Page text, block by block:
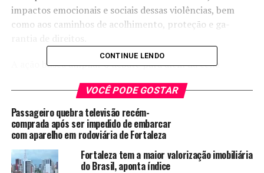
impactos emocionais e sociais dessas violências, bem
como aos caminhos de acolhimento, proteção e ga-
A ação busca ampliar o debate para além da cena
para a construção de uma rede de apoio, cuidado e
enfrentamento à violência domésti-ca.
O Grupo Imagens de Teatro comemorando 23 anos de
existência, apresenta o espetáculo “Quando as Máquinas
Param”, clássico do dramaturgo brasileiro Plínio
CONTINUE LENDO
VOCÊ PODE GOSTAR
Passageiro quebra televisão recém-
comprada após ser impedido de embarcar
com aparelho em rodoviária de Fortaleza
Fortaleza tem a maior valorização imobiliária
do Brasil, aponta índice